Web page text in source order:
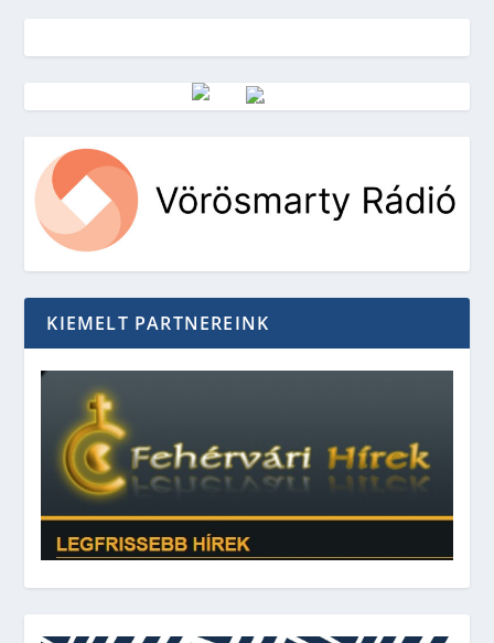
Vörösmarty Rádió
KIEMELT PARTNEREINK